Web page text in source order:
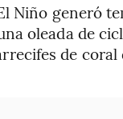
Niño generó
oleada de
de